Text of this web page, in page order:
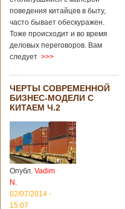
поведения китайцев в быту,
часто бывает обескуражен.
Тоже происходит и во время
деловых переговоров. Вам
следует >>>
ЧЕРТЫ СОВРЕМЕННОЙ
БИЗНЕС-МОДЕЛИ С
КИТАЕМ Ч.2
Опубл. Vadim
N.
02/07/2014 -
15:07